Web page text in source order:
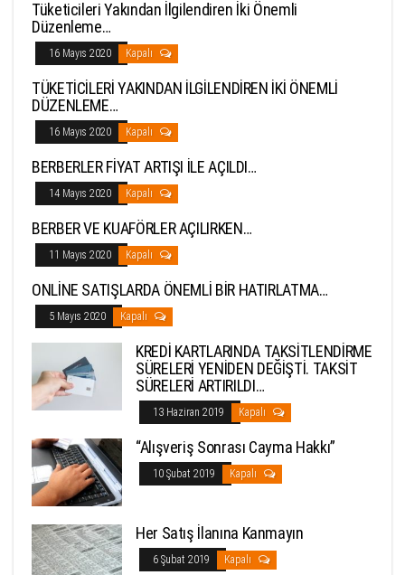
Tüketicileri Yakından İlgilendiren İki Önemli
Düzenleme…
16 Mayıs 2020 Kapalı
TÜKETİCİLERİ YAKINDAN İLGİLENDİREN İKİ ÖNEMLİ
DÜZENLEME…
16 Mayıs 2020 Kapalı
BERBERLER FİYAT ARTIŞI İLE AÇILDI…
14 Mayıs 2020 Kapalı
BERBER VE KUAFÖRLER AÇILIRKEN…
11 Mayıs 2020 Kapalı
ONLİNE SATIŞLARDA ÖNEMLİ BİR HATIRLATMA…
5 Mayıs 2020 Kapalı
KREDİ KARTLARINDA TAKSİTLENDİRME
SÜRELERİ YENİDEN DEĞİŞTİ. TAKSİT
SÜRELERİ ARTIRILDI…
13 Haziran 2019 Kapalı
“Alışveriş Sonrası Cayma Hakkı”
10 Şubat 2019 Kapalı
Her Satış İlanına Kanmayın
6 Şubat 2019 Kapalı